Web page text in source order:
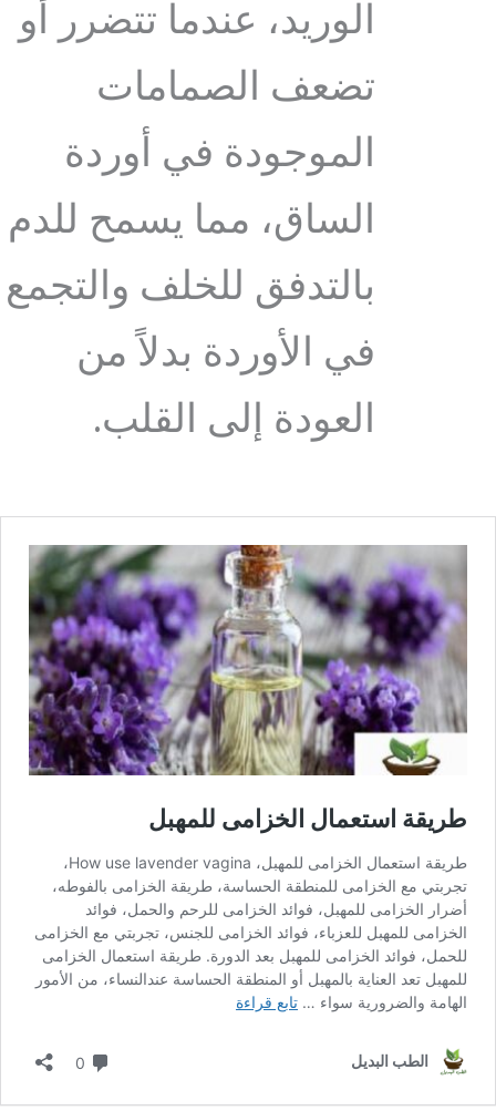
الوريد، عندما تتضرر أو
تضعف الصمامات
الموجودة في أوردة
الساق، مما يسمح للدم
بالتدفق للخلف والتجمع
في الأوردة بدلاً من
العودة إلى القلب.